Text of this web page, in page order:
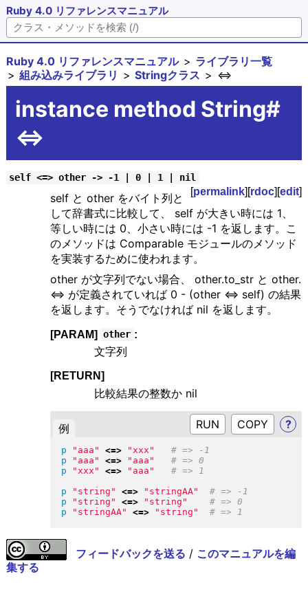
Ruby 4.0 リファレンスマニュアル
Ruby 4.0 リファレンスマニュアル
ライブラリ一覧
組み込みライブラリ
Stringクラス <=>
instance method String#
<=>
self <=> other -> -1 | 0 | 1 | nil
[permalink][rdoc][edit]
self と other をバイト列と
して辞書式に比較して、 self が大きい時には 1、
等しい時には 0、小さい時には -1 を返します。こ
のメソッドは Comparable モジュールのメソッド
を実装するために使われます。
other が文字列でない場合、 other.to_str と other.
<=> が定義されていれば 0 - (other <=> self) の結果
を返します。そうでなければ nil を返します。
[PARAM] other :
文字列
[RETURN]
比較結果の整数か nil
例 RUN ?
p " aaa " <=> "xxx "
p
" aaa " <=> " aaa "
p
"xxx " <=> " aaa "
p
" string " <=> " stringAA"
p
" string " <=> " string "
p
" stringAA" <=> " string "
フィードバックを送る / このマニュアルを編
集する